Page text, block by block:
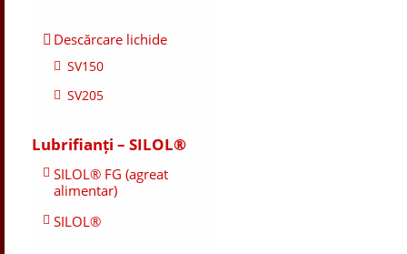
Descărcare lichide
SV150
SV205
Lubrifianți – SILOL®
SILOL® FG (agreat
alimentar)
SILOL®